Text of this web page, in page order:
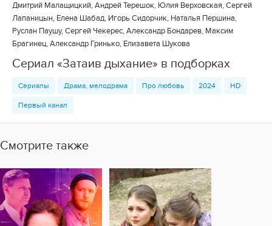
Дмитрий Малащицкий, Андрей Терешок, Юлия Верховская, Сергей
Лапаницын, Елена Шабад, Игорь Сидорчик, Наталья Першина,
Руслан Паушу, Сергей Чекерес, Александр Бондарев, Максим
Брагинец, Александр Гринько, Елизавета Шукова
Сериал «Затаив дыхание» в подборках
Сериалы Драма, мелодрама Про любовь 2024 HD
Первый канал
Смотрите также